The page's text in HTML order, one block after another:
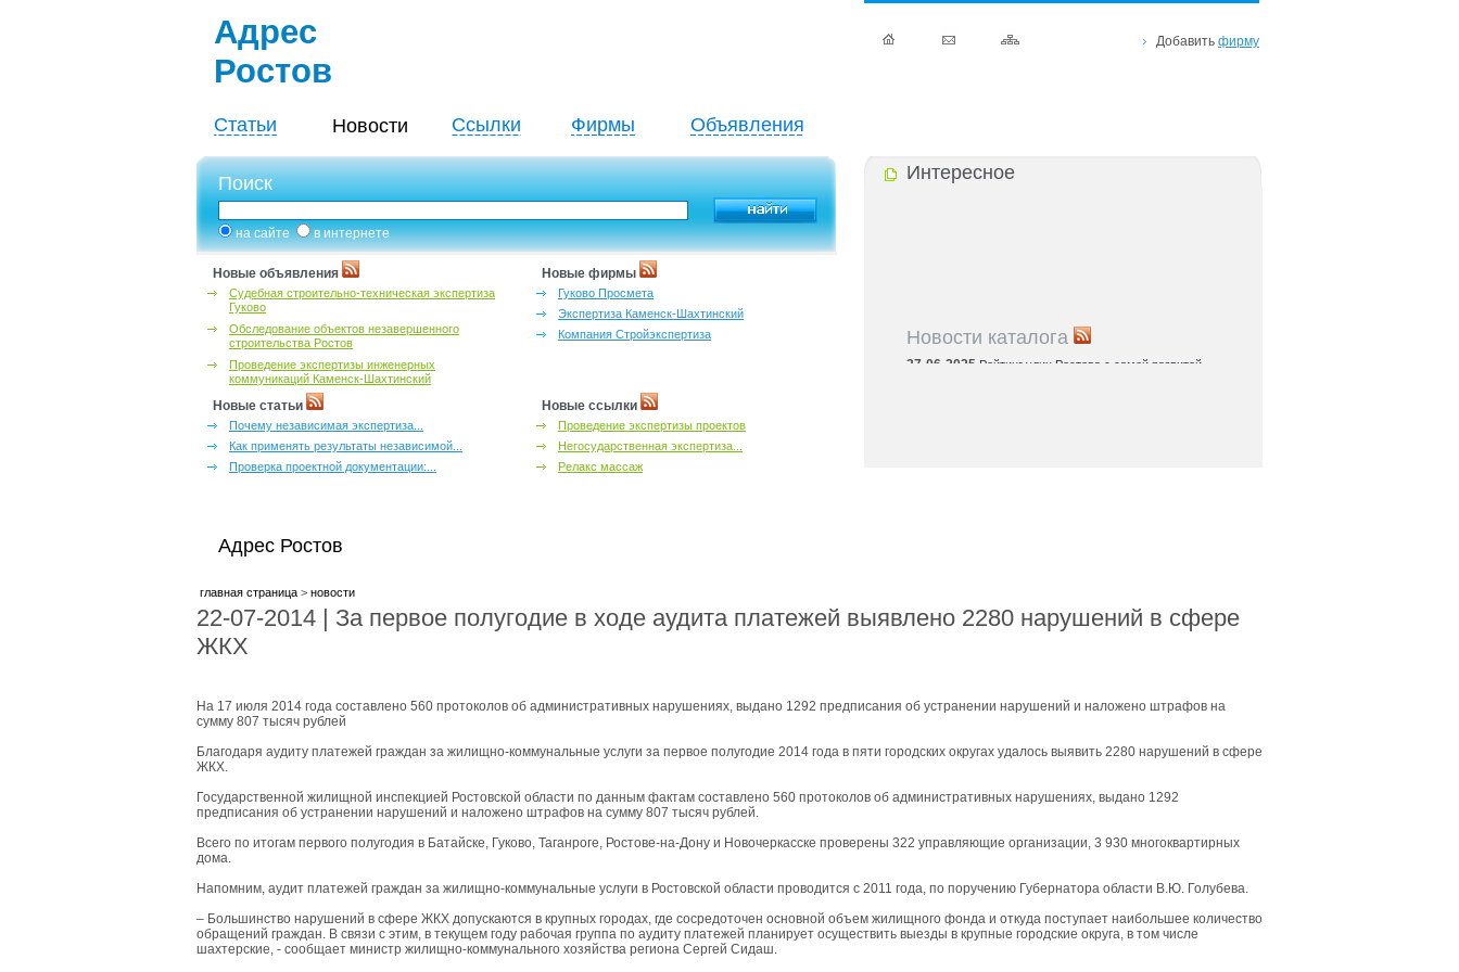
Адрес
Ростов
Статьи Новости Ссылки Фирмы Объявления
Добавить фирму
Поиск
на сайте в интернете
Новые объявления
Судебная строительно-техническая экспертиза
Гуково
Обследование объектов незавершенного
строительства Ростов
Проведение экспертизы инженерных
коммуникаций Каменск-Шахтинский
Новые фирмы
Гуково Просмета
Экспертиза Каменск-Шахтинский
Компания Стройэкспертиза
Новые статьи
Почему независимая экспертиза...
Как применять результаты независимой...
Проверка проектной документации:...
Новые ссылки
Проведение экспертизы проектов
Негосударственная экспертиза...
Релакс массаж
Интересное
Новости каталога
27-06-2025 Рейтинг улиц Ростова с самой развитой
29-04-2021 У обманутых дольщиков в Батайске по
прошествии 12 лет появится возможность получить жилье
выявлено 2280 нарушений в сфере ЖКХ
Адрес Ростов
главная страница > новости
22-07-2014 | За первое полугодие в ходе аудита платежей выявлено 2280 нарушений в сфере
ЖКХ
На 17 июля 2014 года составлено 560 протоколов об административных нарушениях, выдано 1292 предписания об устранении нарушений и наложено штрафов на
сумму 807 тысяч рублей
Благодаря аудиту платежей граждан за жилищно-коммунальные услуги за первое полугодие 2014 года в пяти городских округах удалось выявить 2280 нарушений в сфере
ЖКХ.
Государственной жилищной инспекцией Ростовской области по данным фактам составлено 560 протоколов об административных нарушениях, выдано 1292
предписания об устранении нарушений и наложено штрафов на сумму 807 тысяч рублей.
Всего по итогам первого полугодия в Батайске, Гуково, Таганроге, Ростове-на-Дону и Новочеркасске проверены 322 управляющие организации, 3 930 многоквартирных
дома.
Напомним, аудит платежей граждан за жилищно-коммунальные услуги в Ростовской области проводится с 2011 года, по поручению Губернатора области В.Ю. Голубева.
– Большинство нарушений в сфере ЖКХ допускаются в крупных городах, где сосредоточен основной объем жилищного фонда и откуда поступает наибольшее количество
обращений граждан. В связи с этим, в текущем году рабочая группа по аудиту платежей планирует осуществить выезды в крупные городские округа, в том числе
шахтерские, - сообщает министр жилищно-коммунального хозяйства региона Сергей Сидаш.